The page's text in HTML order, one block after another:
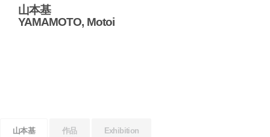
山本基
YAMAMOTO, Motoi
山本基 作品 Exhibition